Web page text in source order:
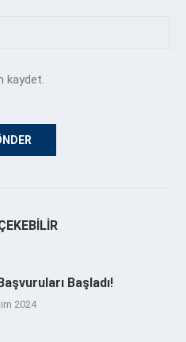
kaydet.
Başladı!
2024